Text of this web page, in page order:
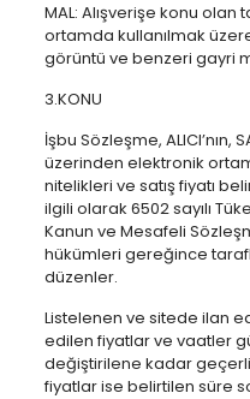
MAL: Alışverişe konu olan
ortamda kullanılmak
görüntü ve benzeri gayri
3.KONU
İşbu Sözleşme, ALICI’nın,
üzerinden elektronik
nitelikleri ve satış fiyatı
ilgili olarak 6502 sayılı
Kanun ve Mesafeli
hükümleri gereğince
düzenler.
Listelenen ve sitede ilan
edilen fiyatlar ve vaatler
değiştirilene kadar
fiyatlar ise belirtilen süre